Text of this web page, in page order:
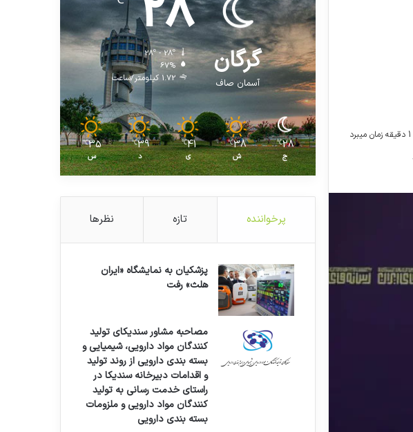
گرگان
آسمان صاف
28º - 28º
67%
1.72 کیلومتر/ساعت
28
℃
ج
38
℃
ش
41
℃
ی
39
℃
د
35
℃
س
پرخواننده تازه نظرها
پزشکیان به نمایشگاه «ایران
هلث» رفت
مصاحبه مشاور سندیکای تولید
کنندگان مواد دارویی، شیمیایی و
بسته بندی دارویی از روند تولید
و اقدامات دبیرخانه سندیکا در
راستای خدمت رسانی به تولید
کنندگان مواد دارویی و ملزومات
بسته بندی دارویی